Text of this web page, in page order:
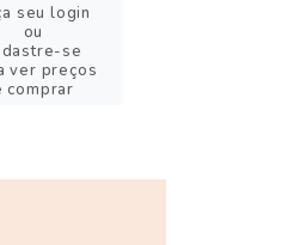
seu login
ou
se
ver preços
comprar